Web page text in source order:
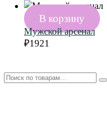
В корзину
Мужской арсенал
₽1921
Искать: